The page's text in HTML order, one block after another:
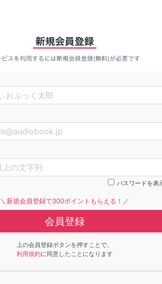
パスワードを表
＼新規会員登録で300ポイントもらえる！／
会員登録
上の会員登録ボタンを押すことで、
利用規約に同意したことになります